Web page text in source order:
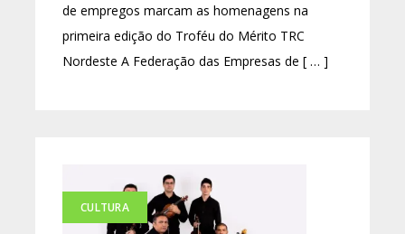
de empregos marcam as homenagens na
primeira edição do Troféu do Mérito TRC
Nordeste A Federação das Empresas de [ … ]
CULTURA